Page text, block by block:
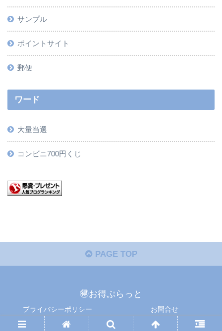
サンプル
ポイントサイト
郵便
ワード
大量当選
コンビニ700円くじ
PAGE TOP
🉐お得ぷらっと
プライバシーポリシー お問合せ
Copyright © 懸賞ぷらっと All Rights Reserved.